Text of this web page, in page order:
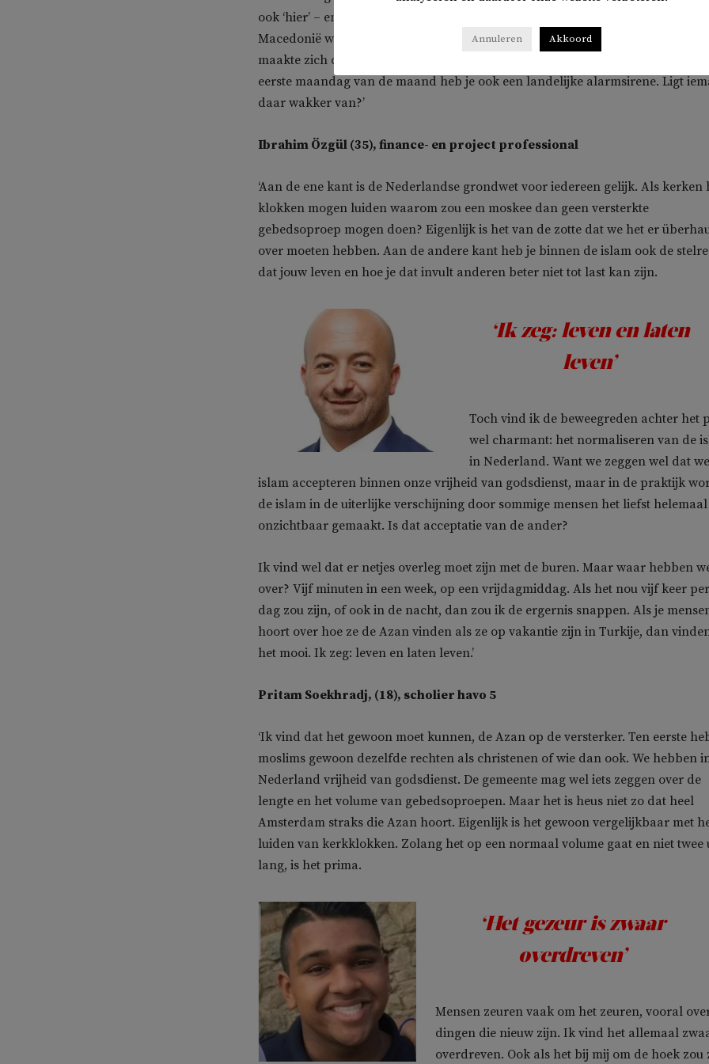
ook ‘hier’ – en ze gaan niet meer terug. Toen ik een tijdje geleden met vakantie
Macedonië was hoorde ik de Azan ook door de hele stad galmen en niemand
maakte zich druk. En ik ook niet. Ik denk wel eens: wat doen we nou moeilijk?
eerste maandag van de maand heb je ook een landelijke alarmsirene. Ligt
daar wakker van?’
Ibrahim Özgül (35), finance- en project professional
‘Aan de ene kant is de Nederlandse grondwet voor iedereen gelijk. Als kerken
klokken mogen luiden waarom zou een moskee dan geen versterkte
gebedsoproep mogen doen? Eigenlijk is het van de zotte dat we het er
over moeten hebben. Aan de andere kant heb je binnen de islam ook de
dat jouw leven en hoe je dat invult anderen beter niet tot last kan zijn.
‘Ik zeg: leven en laten
leven’
Toch vind ik de beweegreden achter het
wel charmant: het normaliseren van de
in Nederland. Want we zeggen wel dat
islam accepteren binnen onze vrijheid van godsdienst, maar in de praktijk
de islam in de uiterlijke verschijning door sommige mensen het liefst helemaal
onzichtbaar gemaakt. Is dat acceptatie van de ander?
Ik vind wel dat er netjes overleg moet zijn met de buren. Maar waar hebben
over? Vijf minuten in een week, op een vrijdagmiddag. Als het nou vijf keer per
dag zou zijn, of ook in de nacht, dan zou ik de ergernis snappen. Als je
hoort over hoe ze de Azan vinden als ze op vakantie zijn in Turkije, dan
het mooi. Ik zeg: leven en laten leven.’
Pritam Soekhradj, (18), scholier havo 5
‘Ik vind dat het gewoon moet kunnen, de Azan op de versterker. Ten eerste
moslims gewoon dezelfde rechten als christenen of wie dan ook. We hebben
Nederland vrijheid van godsdienst. De gemeente mag wel iets zeggen over de
lengte en het volume van gebedsoproepen. Maar het is heus niet zo dat heel
Amsterdam straks die Azan hoort. Eigenlijk is het gewoon vergelijkbaar met
luiden van kerkklokken. Zolang het op een normaal volume gaat en niet twee
lang, is het prima.
‘Het gezeur is zwaar
overdreven’
Mensen zeuren vaak om het zeuren, vooral
dingen die nieuw zijn. Ik vind het allemaal
overdreven. Ook als het bij mij om de hoek zou
Annuleren Akkoord